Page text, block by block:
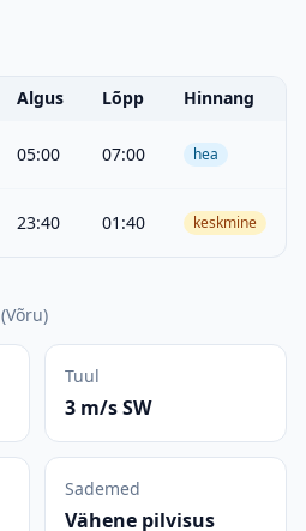
Algus Lõpp
Hinnang
05:00 07:00 hea
23:40 01:40 keskmine
(Võru)
Tuul
3 m/s SW
Sademed
Vähene pilvisus